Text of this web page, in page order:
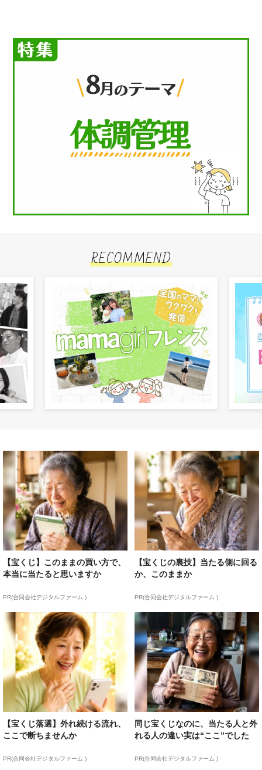
RECOMMEND
【宝くじ】このままの買い方で、
本当に当たると思いますか
PR(合同会社デジタルファーム )
【宝くじの裏技】当たる側に回る
か、このままか
PR(合同会社デジタルファーム )
【宝くじ落選】外れ続ける流れ、
ここで断ちませんか
PR(合同会社デジタルファーム )
同じ宝くじなのに、当たる人と外
れる人の違い実は“ここ”でした
PR(合同会社デジタルファーム )